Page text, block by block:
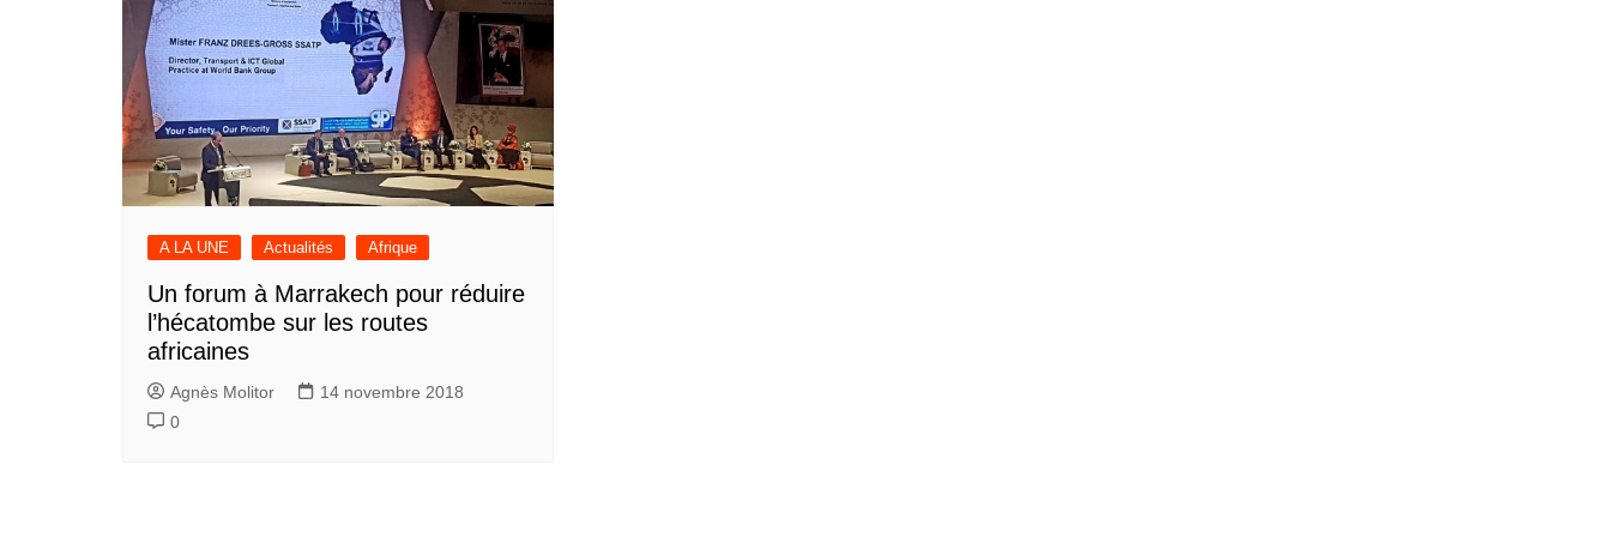
A LA UNE Actualités Afrique
Un forum à Marrakech pour réduire
l’hécatombe sur les routes
africaines
Agnès Molitor
14 novembre 2018
0